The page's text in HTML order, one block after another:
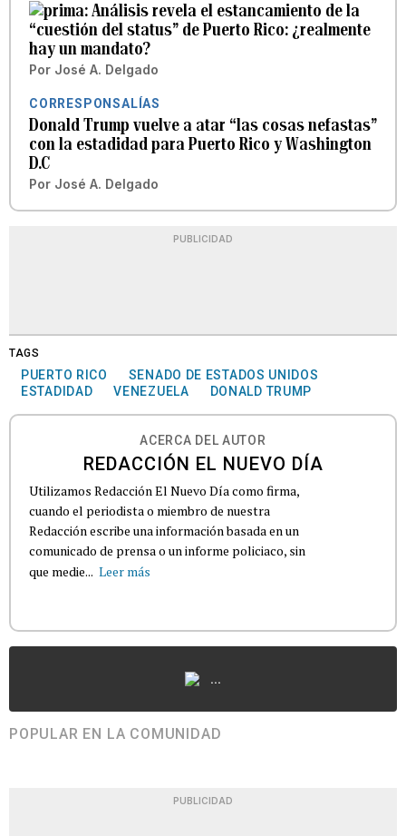
Análisis revela el estancamiento de la
“cuestión del status” de Puerto Rico: ¿realmente
hay un mandato?
Por José A. Delgado
CORRESPONSALÍAS
Donald Trump vuelve a atar “las cosas nefastas”
con la estadidad para Puerto Rico y Washington
D.C
Por José A. Delgado
PUBLICIDAD
TAGS
PUERTO RICO
SENADO DE ESTADOS UNIDOS
ESTADIDAD
VENEZUELA DONALD TRUMP
ACERCA DEL AUTOR
REDACCIÓN EL NUEVO DÍA
Utilizamos Redacción El Nuevo Día como firma,
cuando el periodista o miembro de nuestra
Redacción escribe una información basada en un
comunicado de prensa o un informe policiaco, sin
que medie... Leer más
...
POPULAR EN LA COMUNIDAD
PUBLICIDAD